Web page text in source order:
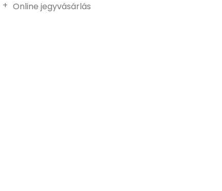
Online jegyvásárlás